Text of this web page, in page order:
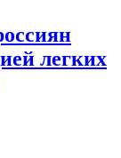
легких